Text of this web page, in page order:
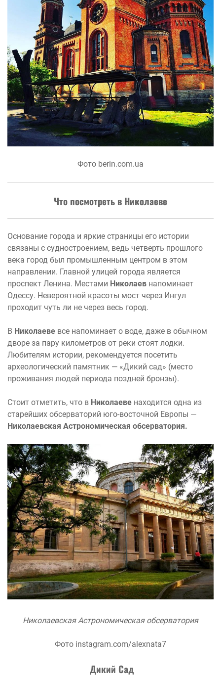
Фото berin.com.ua
Что посмотреть в Николаеве
Основание города и яркие страницы его истории
связаны с судностроением, ведь четверть прошлого
века город был промышленным центром в этом
направлении. Главной улицей города является
проспект Ленина. Местами Николаев напоминает
Одессу. Невероятной красоты мост через Ингул
проходит чуть ли не через весь город.
В Николаеве все напоминает о воде, даже в обычном
дворе за пару километров от реки стоят лодки.
Любителям истории, рекомендуется посетить
археологический памятник — «Дикий сад» (место
проживания людей периода поздней бронзы).
Стоит отметить, что в Николаеве находится одна из
старейших обсерваторий юго-восточной Европы —
Николаевская Астрономическая обсерватория.
Николаевская Астрономическая обсерватория
Фото instagram.com/alexnata7
Дикий Сад